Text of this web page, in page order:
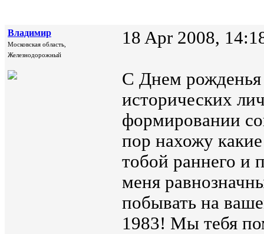
Владимир
Московская область,
Железнодорожный
18 Apr 2008,
С Днем рожденья
исторических
формировании
пор нахожу
тобой раннего и
меня
побывать на
1983! Мы тебя